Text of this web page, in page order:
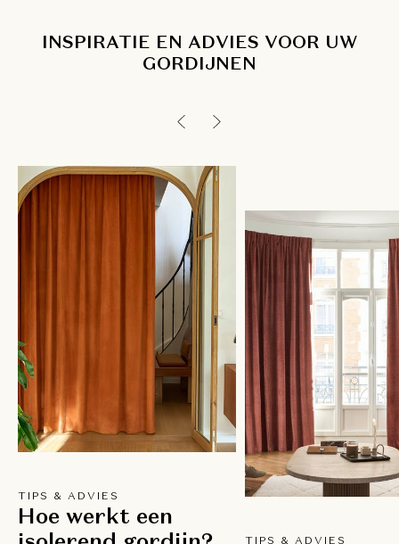
INSPIRATIE EN ADVIES VOOR UW
GORDIJNEN
TIPS & ADVIES
Hoe werkt een
TIPS & ADVIES